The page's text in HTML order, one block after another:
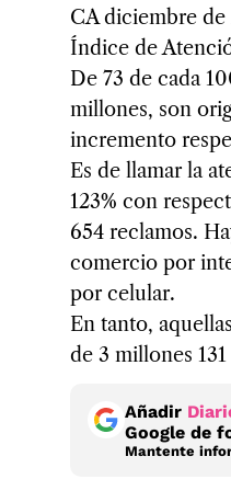
CA diciembre
Índice de
De 73 de cada
millones, son
incremento
Es de llamar la
123% con
654 reclamos.
comercio por
por celular.
En tanto,
de 3 millones
Añadir
Google de
Mantente